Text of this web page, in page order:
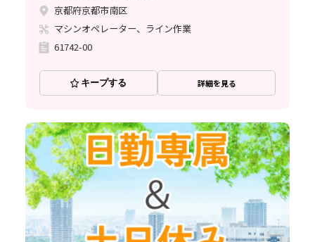
京都府京都市南区
マシンオペレーター、ライン作業
61742-00
キープする 詳細を見る